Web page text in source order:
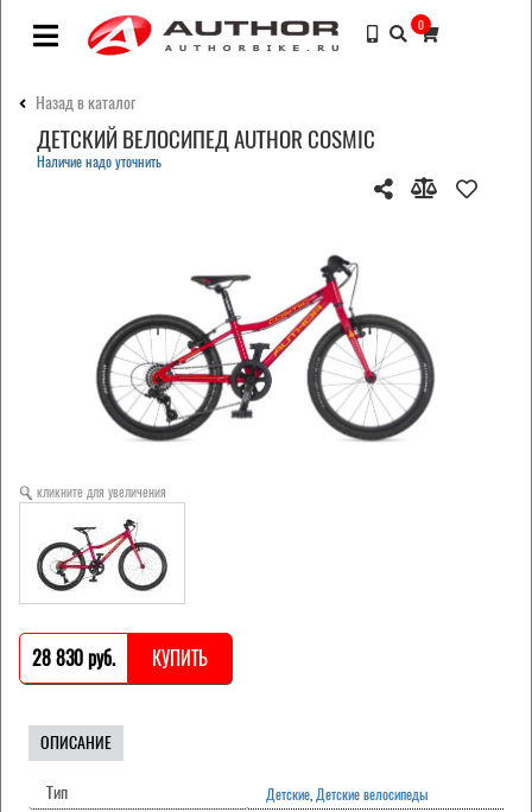
0
Назад в каталог
ДЕТСКИЙ ВЕЛОСИПЕД AUTHOR COSMIC
Наличие надо уточнить
кликните для увеличения
28 830 pуб. КУПИТЬ
ОПИСАНИЕ
Тип Детские Детские велосипеды